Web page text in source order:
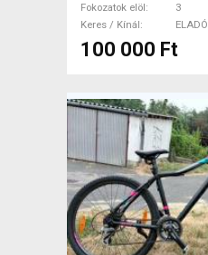
Fokozatok elöl
3
Keres / Kínál
ELADÓ
100 000 Ft